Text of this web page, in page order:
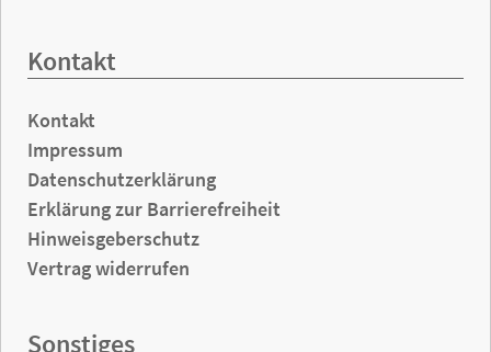
Kontakt
Kontakt
Impressum
Datenschutzerklärung
Erklärung zur Barrierefreiheit
Hinweisgeberschutz
Vertrag widerrufen
Sonstiges